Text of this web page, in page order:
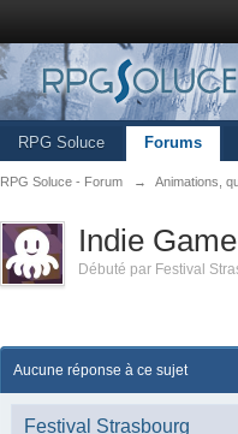
RPG Soluce Forums
RPG Soluce - Forum → Animations,
Indie
Débuté par Festival
Aucune réponse à ce sujet
Festival Strasbourg